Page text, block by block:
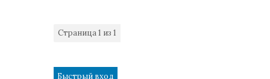
Страница1 из 1